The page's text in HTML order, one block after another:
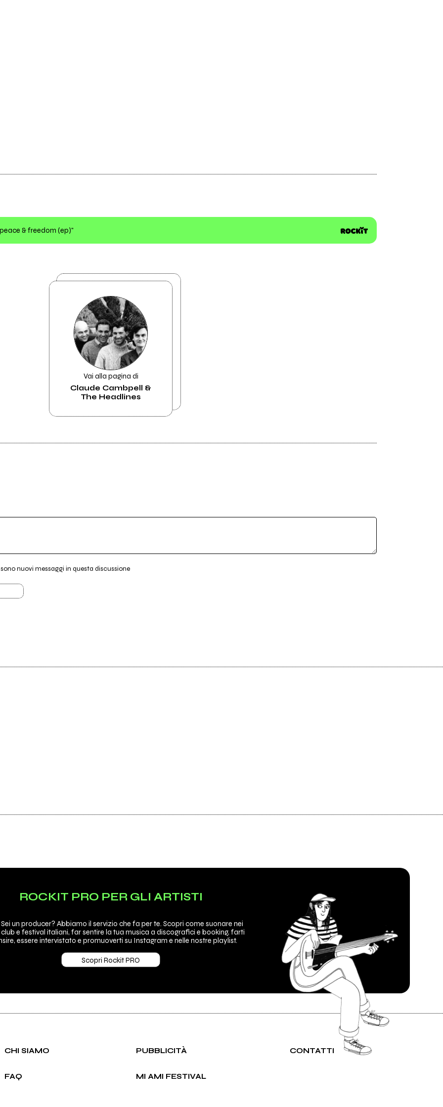
& freedom (ep)"
Vai alla pagina di
Claude Cambpell &
The Headlines
nuovi messaggi in questa discussione
ROCKIT PRO PER GLI ARTISTI
Sei un producer? Abbiamo il servizio che fa per te. Scopri come suonare nei
e festival italiani, far sentire la tua musica a discografici e booking, farti
essere intervistato e promuoverti su Instagram e nelle nostre playlist.
Scopri Rockit PRO
CHI SIAMO PUBBLICITÀ CONTATTI
FAQ MI AMI FESTIVAL